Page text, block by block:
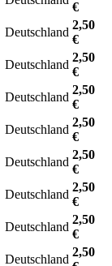
€
Deutschland
2,50
€
Deutschland
2,50
€
Deutschland
2,50
€
Deutschland
2,50
€
Deutschland
2,50
€
Deutschland
2,50
€
Deutschland
2,50
€
Deutschland
2,50